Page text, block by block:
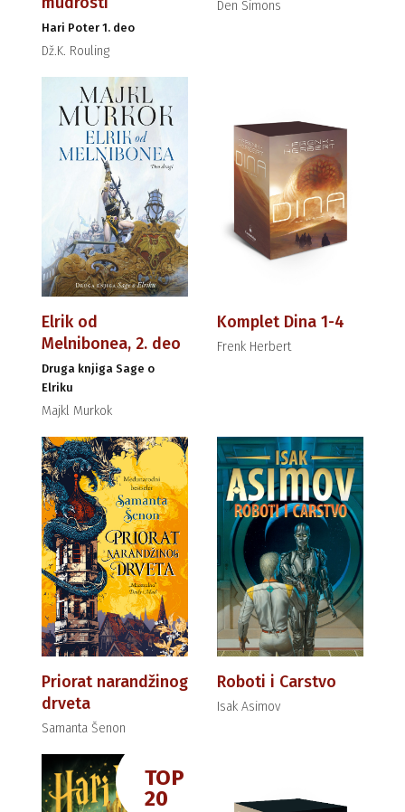
Hari Poter 1. deo
Dž.K. Rouling
Den Simons
Elrik od
Melnibonea, 2. deo
Druga knjiga Sage o
Elriku
Majkl Murkok
Komplet Dina 1-4
Frenk Herbert
Priorat narandžinog
drveta
Samanta Šenon
Roboti i Carstvo
Isak Asimov
TOP
20